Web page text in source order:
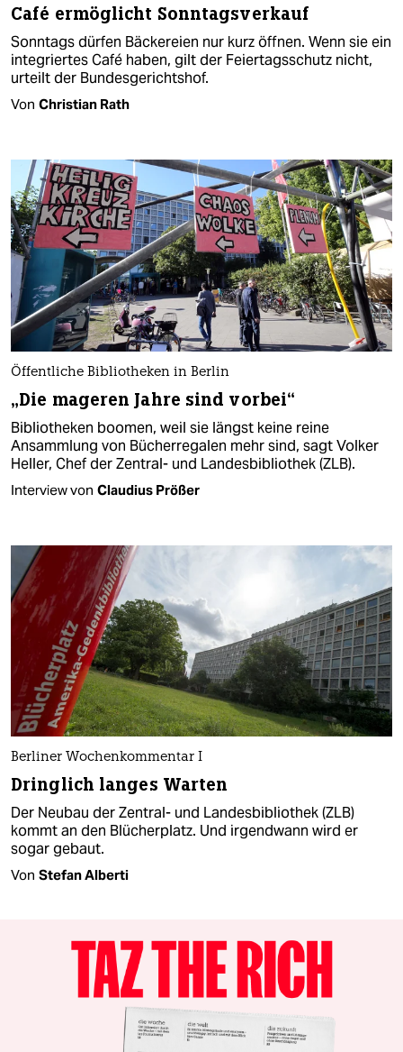
Café ermöglicht Sonntagsverkauf
Sonntags dürfen Bäckereien nur kurz öffnen. Wenn sie ein
integriertes Café haben, gilt der Feiertagsschutz nicht,
urteilt der Bundesgerichtshof.
Von Christian Rath
Öffentliche Bibliotheken in Berlin
„Die mageren Jahre sind vorbei“
Bibliotheken boomen, weil sie längst keine reine
Ansammlung von Bücherregalen mehr sind, sagt Volker
Heller, Chef der Zentral- und Landesbibliothek (ZLB).
Interview von Claudius Prößer
Berliner Wochenkommentar I
Dringlich langes Warten
Der Neubau der Zentral- und Landesbibliothek (ZLB)
kommt an den Blücherplatz. Und irgendwann wird er
sogar gebaut.
Von Stefan Alberti